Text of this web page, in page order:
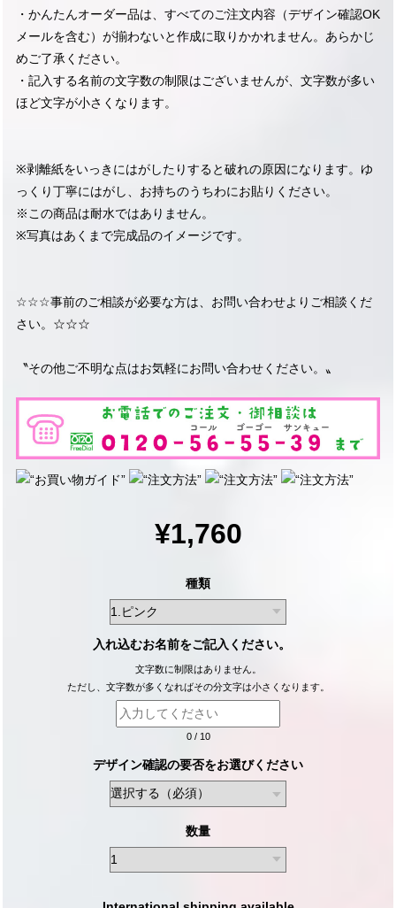
・かんたんオーダー品は、すべてのご注文内容（デザイン確認OK
メールを含む）が揃わないと作成に取りかかれません。あらかじ
めご了承ください。
・記入する名前の文字数の制限はございませんが、文字数が多い
ほど文字が小さくなります。
※剥離紙をいっきにはがしたりすると破れの原因になります。ゆ
っくり丁寧にはがし、お持ちのうちわにお貼りください。
※この商品は耐水ではありません。
※写真はあくまで完成品のイメージです。
☆☆☆事前のご相談が必要な方は、お問い合わせよりご相談くだ
さい。☆☆☆
〝その他ご不明な点はお気軽にお問い合わせください。〟
¥1,760
種類
入れ込むお名前をご記入ください。
文字数に制限はありません。
ただし、文字数が多くなればその分文字は小さくなります。
0/ 10
デザイン確認の要否をお選びください
数量